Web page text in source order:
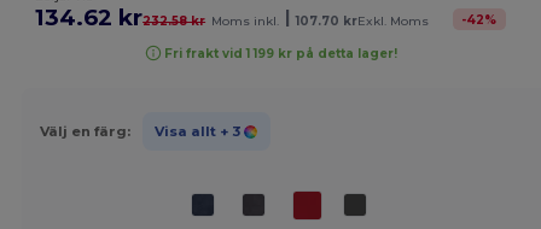
134.62 kr232.58 kr Moms inkl. 107.70 krExkl. Moms -42%
Fri frakt vid 1 199 kr på detta lager!
Välj en färg: Visa allt + 3